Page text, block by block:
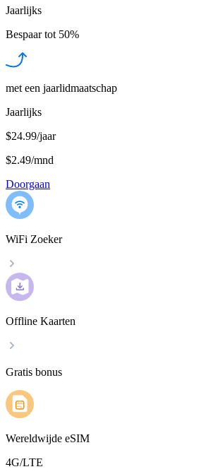
Jaarlijks
Bespaar tot 50%
met een jaarlidmaatschap
Jaarlijks
$24.99/jaar
$2.49/mnd
Doorgaan
WiFi Zoeker
Offline Kaarten
Gratis bonus
Wereldwijde eSIM
4G/LTE